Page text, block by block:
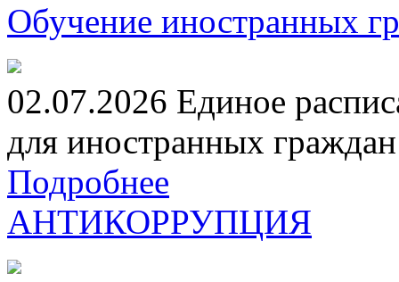
Обучение иностранных
02.07.2026 Единое
для иностранных
Подробнее
АНТИКОРРУПЦИЯ